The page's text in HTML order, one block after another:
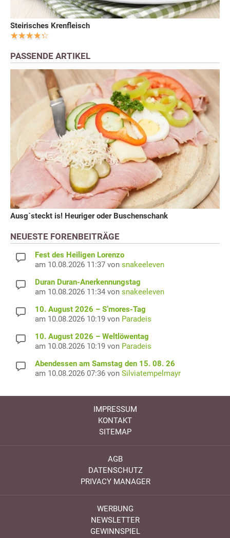
Steirisches Krenfleisch
PASSENDE ARTIKEL
Ausg`steckt is! Heuriger oder Buschenschank
NEUESTE FORENBEITRÄGE
Fest des Heiligen Lorenzo
am 10.08.2026 11:37 von snakeeleven
Duran Duran-Anerkennungstag
am 10.08.2026 11:34 von snakeeleven
10. August 2026 – S’mores-Tag
am 10.08.2026 10:19 von Paradeis
10. August 2026 – Weltlöwentag
am 10.08.2026 10:19 von Paradeis
Abendessen am Samstag den 15. 08. 26
am 10.08.2026 07:36 von Silviatempelmayr
IMPRESSUM
KONTAKT
SITEMAP
AGB
DATENSCHUTZ
PRIVACY MANAGER
WERBUNG
NEWSLETTER
GEWINNSPIEL